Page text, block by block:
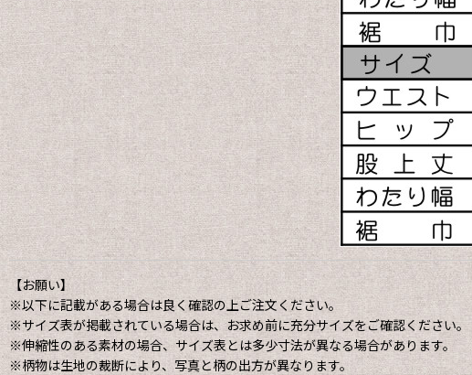
【お願い】
※以下に記載がある場合は良く確認の上ご注文ください。
※サイズ表が掲載されている場合は、お求め前に充分サイズをご確認ください。
※伸縮性のある素材の場合、サイズ表とは多少寸法が異なる場合があります。
※柄物は生地の裁断により、写真と柄の出方が異なります。